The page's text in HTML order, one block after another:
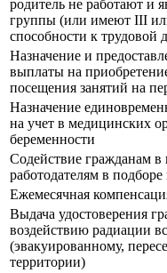
родитель не работают и
группы (или имеют III
способности к трудовой
Назначение и
выплаты на
посещения занятий на
Назначение
на учет в медицинских
беременности
Содействие гражданам в
работодателям в
Ежемесячная
Выдача удостоверения
воздействию радиации
(эвакуированному,
территории)